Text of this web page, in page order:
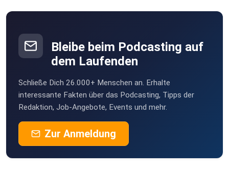
Bleibe beim Podcasting auf
dem Laufenden
Schließe Dich 26.000+ Menschen an. Erhalte
interessante Fakten über das Podcasting, Tipps der
Redaktion, Job-Angebote, Events und mehr.
Zur Anmeldung